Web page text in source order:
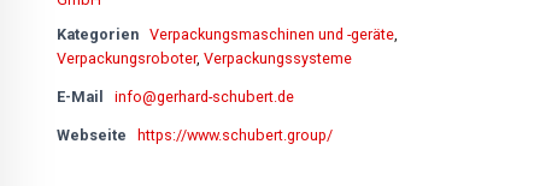
Kategorien Verpackungsmaschinen und -geräte
Verpackungsroboter, Verpackungssysteme
E-Mail info@gerhard-schubert.de
Webseite https://www.schubert.group/